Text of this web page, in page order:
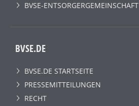
BVSE-ENTSORGERGEMEINSCHAFT
BVSE.DE
BVSE.DE STARTSEITE
PRESSEMITTEILUNGEN
RECHT